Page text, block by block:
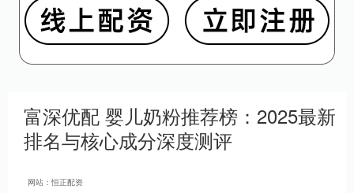
富深优配 婴儿奶粉推荐榜：2025最新
排名与核心成分深度测评
网站：恒正配资